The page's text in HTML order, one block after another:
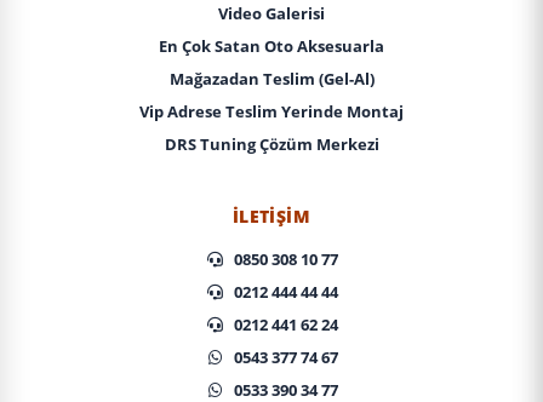
Video Galerisi
En Çok Satan Oto Aksesuarla
Mağazadan Teslim (Gel-Al)
Vip Adrese Teslim Yerinde Montaj
DRS Tuning Çözüm Merkezi
İLETIŞIM
0850 308 10 77
0212 444 44 44
0212 441 62 24
0543 377 74 67
0533 390 34 77